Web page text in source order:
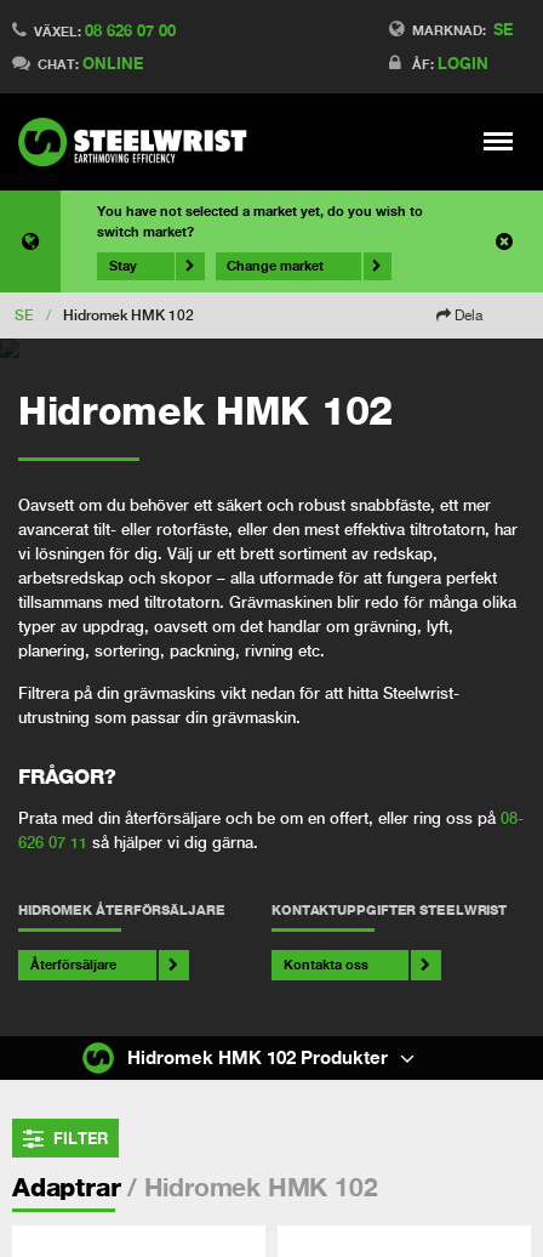
MARKNAD: SE
ÅF: LOGIN
VÄXEL: 08 626 07 00
CHAT: ONLINE
Meny
You have not selected a market yet, do you wish to
switch market?
Stay Change market
SE / Hidromek HMK 102 Dela
Hidromek HMK 102
Oavsett om du behöver ett säkert och robust snabbfäste, ett mer
avancerat tilt- eller rotorfäste, eller den mest effektiva tiltrotatorn, har
vi lösningen för dig. Välj ur ett brett sortiment av redskap,
arbetsredskap och skopor – alla utformade för att fungera perfekt
tillsammans med tiltrotatorn. Grävmaskinen blir redo för många olika
typer av uppdrag, oavsett om det handlar om grävning, lyft,
planering, sortering, packning, rivning etc.
Filtrera på din grävmaskins vikt nedan för att hitta Steelwrist-
utrustning som passar din grävmaskin.
FRÅGOR?
Prata med din återförsäljare och be om en offert, eller ring oss på 08-
626 07 11 så hjälper vi dig gärna.
HIDROMEK ÅTERFÖRSÄLJARE
Återförsäljare
KONTAKTUPPGIFTER STEELWRIST
Kontakta oss
FILTER
Adaptrar/ Hidromek HMK 102
Hidromek HMK 102 Produkter